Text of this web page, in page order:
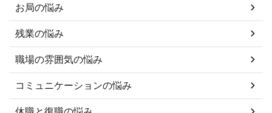
お局の悩み
残業の悩み
職場の雰囲気の悩み
コミュニケーションの悩み